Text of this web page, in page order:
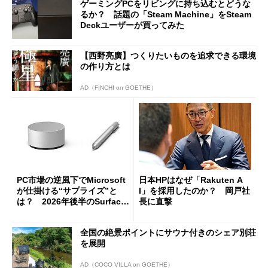
ゲーミングPCをリビングに持ち込むとどうな
るか？ 話題の「Steam Machine」をSteam
Deckユーザーが買ってみた
【西野亮廣】つくりたいものを追求できる環境
の作り方とは
AD（FINCHI on GOETHE）
PC市場の逆風下でMicrosoft
が仕掛ける“サプライズ”と
は？ 2026年後半のSurface
日本HPはなぜ「Rakuten A
I」を採用したのか？ 岡戸社
長に直撃
全国の絶景ポイントにサウナ付きのシェア別荘
を展開
AD（COCO VILLA on GOETHE）